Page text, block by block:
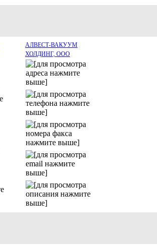
АЛВЕСТ-ВАКУУМ
ХОЛДИНГ, ООО